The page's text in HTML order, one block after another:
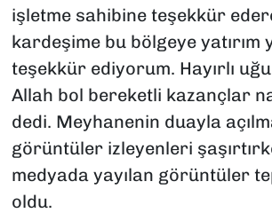
işletme sahibine teşekkür
kardeşime bu bölgeye yatırım
teşekkür ediyorum. Hayırlı
Allah bol bereketli kazançlar
dedi. Meyhanenin duayla
görüntüler izleyenleri
medyada yayılan görüntüler
oldu.